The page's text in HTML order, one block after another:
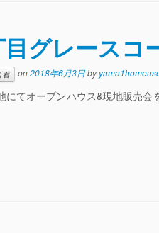
グレースコ
着 on2018年6月3日by
てオープンハウス&現地販売会